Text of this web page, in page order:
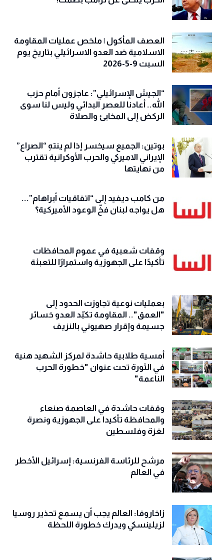
العصف المأكول | ملخص عمليات المقاومة
الاسلامية ضد العدو الاسرائيلي بتاريخ يوم
السبت 9-5-2026
“الجيش الإسرائيلي”: عاجزون أمام حزب
الله.. أعادنا للعصر البدائي وليس لنا سوى
الركض إلى المخابئ والصلاة
بوتين: الجميع سيخسر إذا لم ينتهِ “الصراع”
الإيراني الاميركي والحرب الأوكرانية تقترب
من نهايتها
من كامب ديفيد إلى “اتفاقيات أبراهام”...
هل يواجه لبنان فخّ الوعود الأميركية؟
وقفات شعبية في عموم المحافظات
تأكيدًا على الجهوزية واستمرارًا للتعبئة
بعمليات نوعية تجاوزت الحدود إلى
"العمق".. المقاومة تكبّد العدو خسائر
جسيمة وإقرار صهيوني بالنزيف
أمسية طلابية حاشدة لمركز الشهيد هنية
في الثورة تحت عنوان "خطورة الحرب
الناعمة"
وقفات حاشدة في العاصمة صنعاء
والمحافظة تأكيدا على الجهوزية ونصرة
لغزة وفلسطين
مرشح للرئاسة الفرنسية: إسرائيل الأخطر
في العالم
زاخاروفا: العالم يجب أن يسمع تحذير روسيا
لزيلينسكي ويدرك خطورة اللحظة